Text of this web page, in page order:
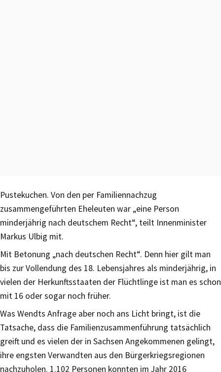
Pustekuchen. Von den per Familiennachzug
zusammengeführten Eheleuten war „eine Person
minderjährig nach deutschem Recht“, teilt Innenminister
Markus Ulbig mit.
Mit Betonung „nach deutschen Recht“. Denn hier gilt man
bis zur Vollendung des 18. Lebensjahres als minderjährig, in
vielen der Herkunftsstaaten der Flüchtlinge ist man es schon
mit 16 oder sogar noch früher.
Was Wendts Anfrage aber noch ans Licht bringt, ist die
Tatsache, dass die Familienzusammenführung tatsächlich
greift und es vielen der in Sachsen Angekommenen gelingt,
ihre engsten Verwandten aus den Bürgerkriegsregionen
nachzuholen. 1.102 Personen konnten im Jahr 2016